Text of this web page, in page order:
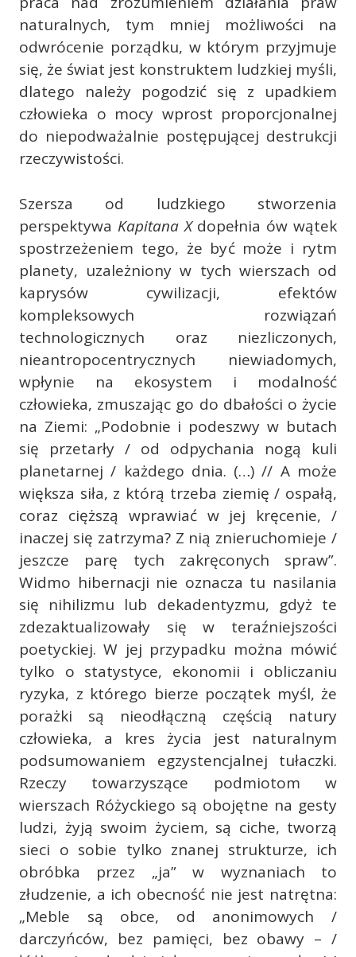
naturalnych, tym mniej możliwości na
odwrócenie porządku, w którym przyjmuje
się, że świat jest konstruktem ludzkiej myśli,
dlatego należy pogodzić się z upadkiem
człowieka o mocy wprost proporcjonalnej
do niepodważalnie postępującej destrukcji
rzeczywistości.
Szersza od ludzkiego stworzenia
perspektywa Kapitana Xdopełnia ów wątek
spostrzeżeniem tego, że być może i rytm
planety, uzależniony w tych wierszach od
kaprysów cywilizacji, efektów
kompleksowych rozwiązań
technologicznych oraz niezliczonych,
nieantropocentrycznych niewiadomych,
wpłynie na ekosystem i modalność
człowieka, zmuszając go do dbałości o życie
na Ziemi: „Podobnie i podeszwy w butach
się przetarły / od odpychania nogą kuli
planetarnej / każdego dnia. (…) // A może
większa siła, z którą trzeba ziemię / ospałą,
coraz cięższą wprawiać w jej kręcenie, /
inaczej się zatrzyma? Z nią znieruchomieje /
jeszcze parę tych zakręconych spraw”.
Widmo hibernacji nie oznacza tu nasilania
się nihilizmu lub dekadentyzmu, gdyż te
zdezaktualizowały się w teraźniejszości
poetyckiej. W jej przypadku można mówić
tylko o statystyce, ekonomii i obliczaniu
ryzyka, z którego bierze początek myśl, że
porażki są nieodłączną częścią natury
człowieka, a kres życia jest naturalnym
podsumowaniem egzystencjalnej tułaczki.
Rzeczy towarzyszące podmiotom w
wierszach Różyckiego są obojętne na gesty
ludzi, żyją swoim życiem, są ciche, tworzą
sieci o sobie tylko znanej strukturze, ich
obróbka przez „ja” w wyznaniach to
złudzenie, a ich obecność nie jest natrętna:
„Meble są obce, od anonimowych /
darczyńców, bez pamięci, bez obawy – /